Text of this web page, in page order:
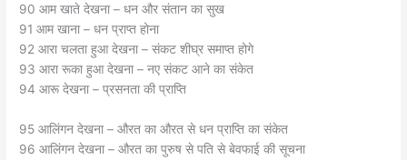
90 आम खाते देखना – धन और संतान का सुख
91 आम खाना – धन प्राप्त होना
92 आरा चलता हुआ देखना – संकट शीघ्र समाप्त होगे
93 आरा रूका हुआ देखना – नए संकट आने का संकेत
94 आरू देखना – प्रसनता की प्राप्ति
95 आलिंगन देखना – औरत का औरत से धन प्राप्ति का संकेत
96 आलिंगन देखना – औरत का पुरुष से पति से बेवफाई की सूचना